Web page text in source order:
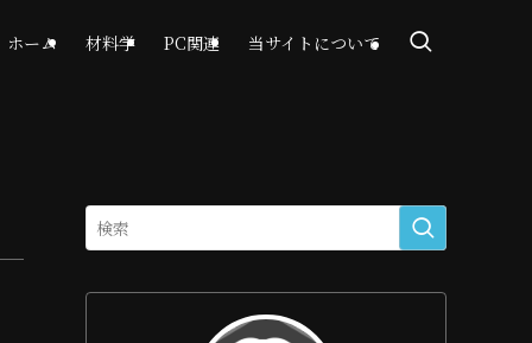
ホーム 材料学 PC関連 当サイトについて